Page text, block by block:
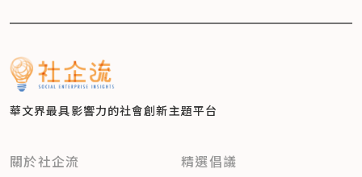
華文界最具影響力的社會創新主題平台
關於社企流 精選倡議